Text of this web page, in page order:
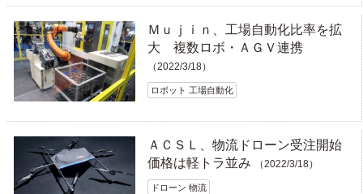
Ｍｕｊｉｎ、工場自動化比率を拡
大 複数ロボ・ＡＧＶ連携
（2022/3/18）
ロボット 工場自動化
ＡＣＳＬ、物流ドローン受注開始
価格は軽トラ並み
（2022/3/18）
ドローン 物流